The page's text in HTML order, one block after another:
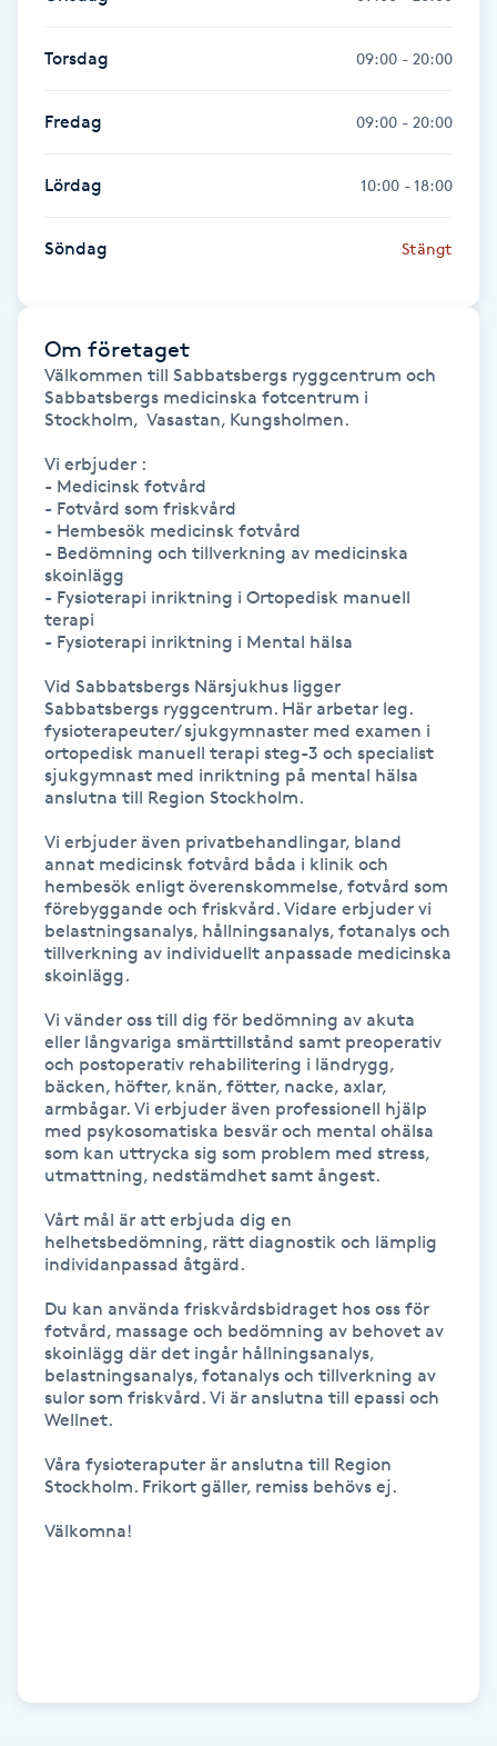
Hårborttagning
Hårbottenbehandling
Hårförlängning
Hälsa
Idrottsmassage
IPL hårborttagning
IR-massage
Japansk massage
Katun fransar
Kemisk peeling
Keratinbehandling
Kinesiologi
Kinesisk medicin
Kiropraktik
Klangmassage
Klippning
Klippning & Slingor
Klippning ungdom
Koppningsmassage
Kosmetisk tatuering
Torsdag 09:00 - 20:00
Fredag 09:00 - 20:00
Lördag 10:00 - 18:00
Söndag Stängt
Om företaget
Välkommen till Sabbatsbergs ryggcentrum och
Sabbatsbergs medicinska fotcentrum i
Stockholm,  Vasastan, Kungsholmen.
Vi erbjuder :
- Medicinsk fotvård
- Fotvård som friskvård
- Hembesök medicinsk fotvård
- Bedömning och tillverkning av medicinska
skoinlägg
- Fysioterapi inriktning i Ortopedisk manuell
terapi
- Fysioterapi inriktning i Mental hälsa
Vid Sabbatsbergs Närsjukhus ligger
Sabbatsbergs ryggcentrum. Här arbetar leg.
fysioterapeuter/ sjukgymnaster med examen i
ortopedisk manuell terapi steg-3 och specialist
sjukgymnast med inriktning på mental hälsa
anslutna till Region Stockholm.
Vi erbjuder även privatbehandlingar, bland
annat medicinsk fotvård båda i klinik och
hembesök enligt överenskommelse, fotvård som
förebyggande och friskvård. Vidare erbjuder vi
belastningsanalys, hållningsanalys, fotanalys och
tillverkning av individuellt anpassade medicinska
skoinlägg.
Vi vänder oss till dig för bedömning av akuta
eller långvariga smärttillstånd samt preoperativ
och postoperativ rehabilitering i ländrygg,
bäcken, höfter, knän, fötter, nacke, axlar,
armbågar. Vi erbjuder även professionell hjälp
med psykosomatiska besvär och mental ohälsa
som kan uttrycka sig som problem med stress,
utmattning, nedstämdhet samt ångest.
Vårt mål är att erbjuda dig en
helhetsbedömning, rätt diagnostik och lämplig
individanpassad åtgärd.
Du kan använda friskvårdsbidraget hos oss för
fotvård, massage och bedömning av behovet av
skoinlägg där det ingår hållningsanalys,
belastningsanalys, fotanalys och tillverkning av
sulor som friskvård. Vi är anslutna till epassi och
Wellnet.
Våra fysioteraputer är anslutna till Region
Stockholm. Frikort gäller, remiss behövs ej.
Välkomna!